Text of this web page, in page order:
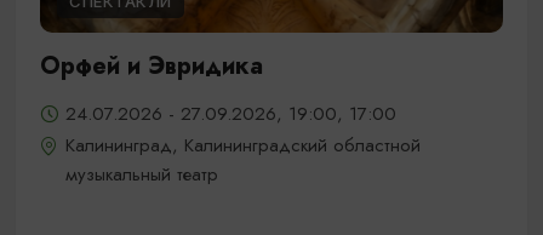
Орфей и Эвридика
24.07.2026 - 27.09.2026, 19:00, 17:00
Калининград, Калининградский областной
музыкальный театр